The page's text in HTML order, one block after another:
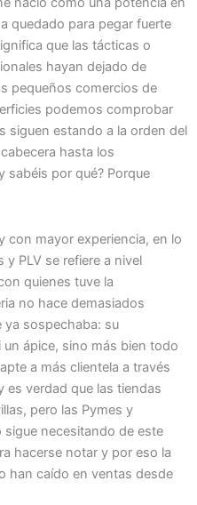
quedado para pegar fuerte
que las tácticas o
hayan dejado de
pequeños comercios de
podemos comprobar
siguen estando a la orden del
hasta los
sabéis por qué? Porque
con mayor experiencia, en lo
PLV se refiere a nivel
quienes tuve la
no hace demasiados
ya sospechaba: su
ápice, sino más bien todo
a más clientela a través
es verdad que las tiendas
pero las Pymes y
necesitando de este
hacerse notar y por eso la
han caído en ventas desde